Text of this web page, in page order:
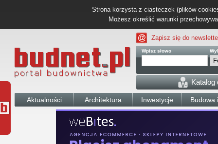
Strona korzysta z ciasteczek (plików
Możesz określić warunki
Zapisz się do
Wpisz słowo
Katalog
Aktualności Architektura Inwestycje Budowa